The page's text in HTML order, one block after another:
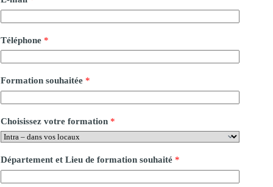
Téléphone *
Formation souhaitée *
Choisissez votre formation *
Département et Lieu de formation souhaité *